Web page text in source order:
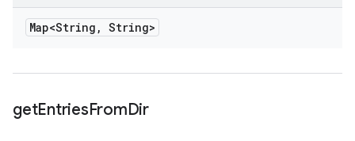
Map<String , String>
getEntriesFromDir